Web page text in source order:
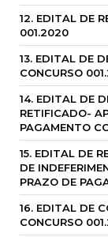
12. EDITAL DE
001.2020
13. EDITAL DE
CONCURSO
14. EDITAL DE
RETIFICADO-
PAGAMENTO
15. EDITAL DE
DE
PRAZO DE
16. EDITAL DE
CONCURSO